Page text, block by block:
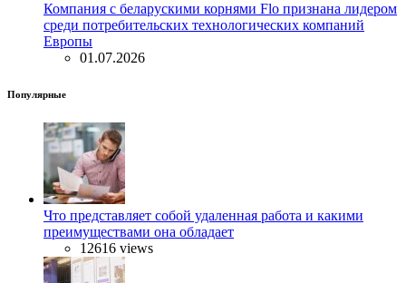
Компания с беларускими корнями Flo признана лидером
среди потребительских технологических компаний
Европы
01.07.2026
Популярные
Что представляет собой удаленная работа и какими
преимуществами она обладает
12616 views